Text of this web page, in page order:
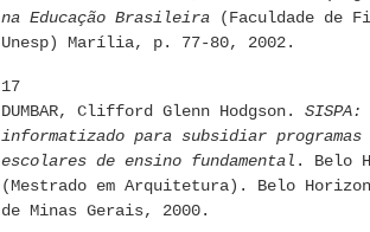
na Educação Brasileira (Faculdade de
Unesp) Marília, p. 77-80, 2002.
17
DUMBAR, Clifford Glenn Hodgson.
informatizado para subsidiar
escolares de ensino fundamental . Belo
(Mestrado em Arquitetura). Belo
de Minas Gerais, 2000.